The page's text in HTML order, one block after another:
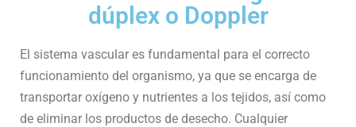
dúplex o Doppler
El sistema vascular es fundamental para el correcto
funcionamiento del organismo, ya que se encarga de
transportar oxígeno y nutrientes a los tejidos, así como
de eliminar los productos de desecho. Cualquier